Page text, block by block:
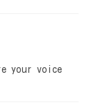
your voice